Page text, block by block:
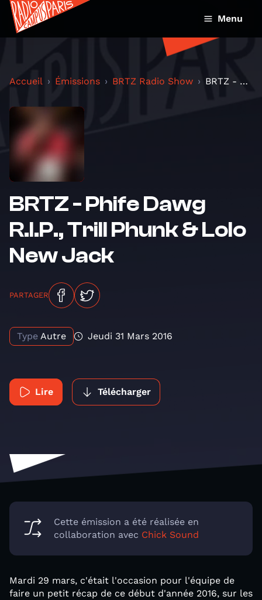
Menu
Accueil Émissions BRTZ Radio Show BRTZ - Phife Dawg R.I.P., Trill Phunk & Lolo New J...
BRTZ - Phife Dawg
R.I.P., Trill Phunk & Lolo
New Jack
PARTAGER
Type Autre Jeudi 31 Mars 2016
Lire Télécharger
Cette émission a été réalisée en
collaboration avec Chick Sound
Mardi 29 mars, c'était l'occasion pour l'équipe de
faire un petit récap de ce début d'année 2016, sur les